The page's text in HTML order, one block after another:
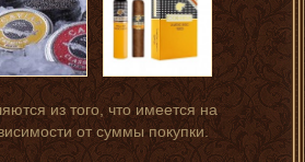
из того, что имеется на
от суммы покупки.